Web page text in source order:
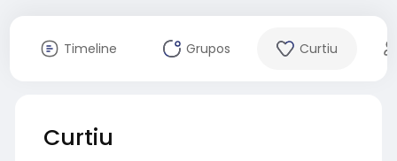
Timeline Grupos Curtiu
Curtiu